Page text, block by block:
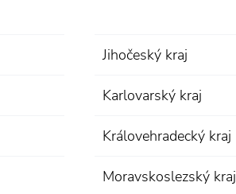
Jihočeský kraj
Karlovarský kraj
Královehradecký kraj
Moravskoslezský kraj